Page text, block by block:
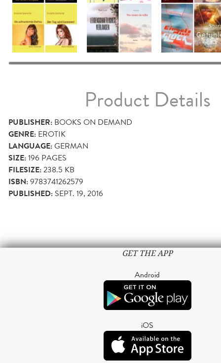
Product Details
PUBLISHER: BOOKS ON DEMAND
GENRE: EROTIK
LANGUAGE:GERMAN
SIZE:196 PAGES
FILESIZE:238.5 KB
ISBN:9783741262579
PUBLISHED: SEPT. 19, 2016
GET THE APP
Android
iOS